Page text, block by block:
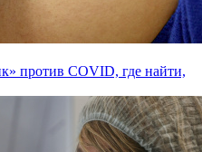
против COVID, где найти,